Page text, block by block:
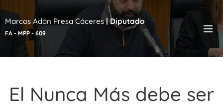
Marcos Adán Presa Cáceres|Diputado
FA - MPP - 609
El Nunca Más debe ser